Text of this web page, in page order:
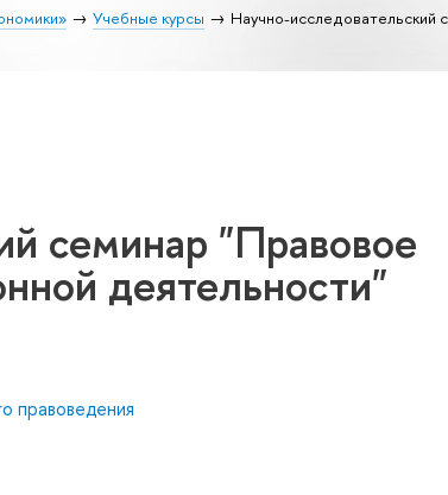
Учебные курсы
Научно-исследовательский
семинар "Правовое
деятельности"
правоведения